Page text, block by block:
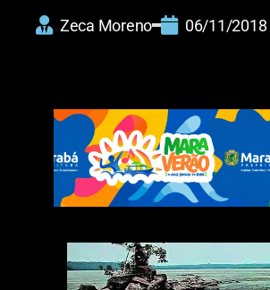
Zeca Moreno 06/11/2018